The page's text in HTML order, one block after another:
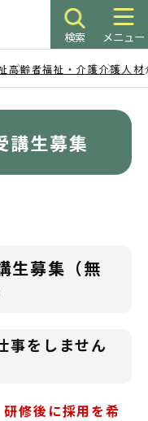
検索 メニュー
高齢者福祉・介護介護人材
講生募集
生募集（無
事をしません
修後に採用を希